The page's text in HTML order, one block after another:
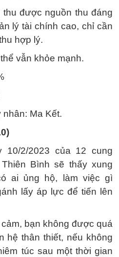
được nguồn thu đáng
lý tài chính cao, chỉ cần
hợp lý.
vẫn khỏe mạnh.
Ma Kết.
2/2023 của 12 cung
Bình sẽ thấy xung
ai ủng hộ, làm việc gì
lấy áp lực để tiến lên
bạn không được quá
hệ thân thiết, nếu không
túc sau một thời gian